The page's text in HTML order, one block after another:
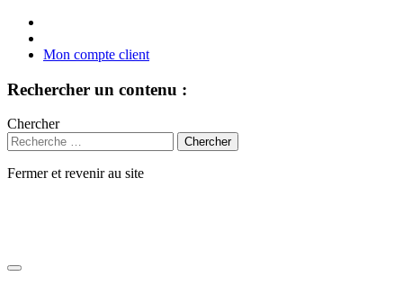
Mon compte client
Rechercher un contenu :
Chercher
Fermer et revenir au site